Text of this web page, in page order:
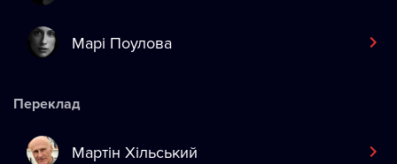
Марі Поулова
Переклад
Мартін Хільський